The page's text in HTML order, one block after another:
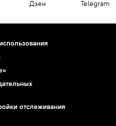
Дзен Telegram
отслеживания